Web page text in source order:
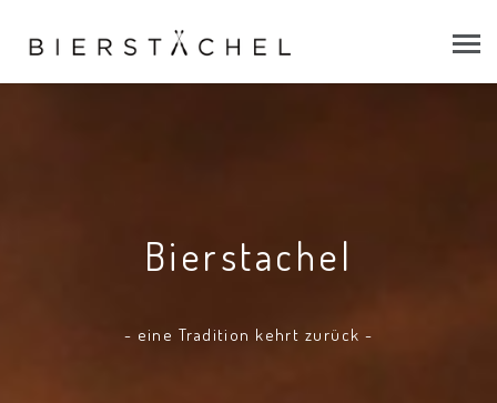
Bierstachel
- eine Tradition kehrt zurück -